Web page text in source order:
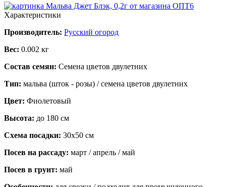
Характеристики
Производитель: Русский огород
Вес: 0.002 кг
Состав семян: Семена цветов двулетних
Тип: мальва (шток - розы) / семена цветов двулетних
Цвет: Фиолетовый
Высота: до 180 см
Схема посадки: 30х50 см
Посев на рассаду: март / апрель / май
Посев в грунт: май